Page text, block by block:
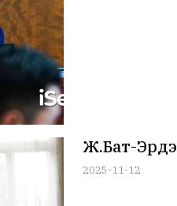
Ж.Бат-
2025-11-12